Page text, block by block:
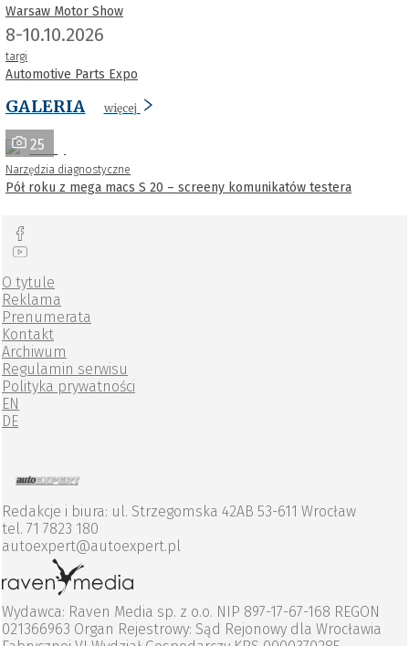
Warsaw Motor Show
8-10.10.2026
targi
Automotive Parts Expo
GALERIA więcej
25
Narzędzia diagnostyczne
Pół roku z mega macs S 20 – screeny komunikatów testera
O tytule
Reklama
Prenumerata
Kontakt
Archiwum
Regulamin serwisu
Polityka prywatności
EN
DE
Redakcje i biura: ul. Strzegomska 42AB 53-611 Wrocław
tel. 71 7823 180
autoexpert@autoexpert.pl
Wydawca: Raven Media sp. z o.o. NIP 897-17-67-168 REGON
021366963 Organ Rejestrowy: Sąd Rejonowy dla Wrocławia